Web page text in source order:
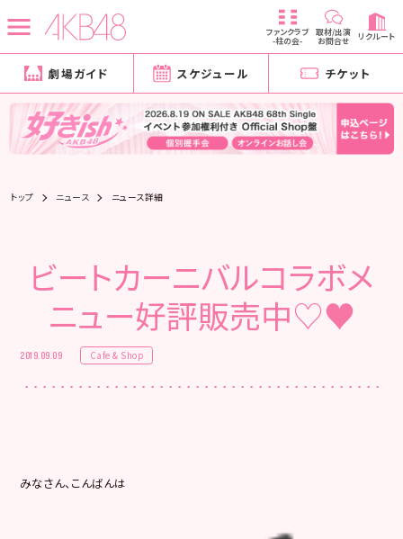
ファンクラブ
-柱の会-
取材/出演
お問合せ リクルート
劇場ガイド スケジュール チケット
トップ ニュース ニュース詳細
ビートカーニバルコラボメ
ニュー好評販売中♡♥
2019.09.09 Cafe & Shop
みなさん、こんばんは